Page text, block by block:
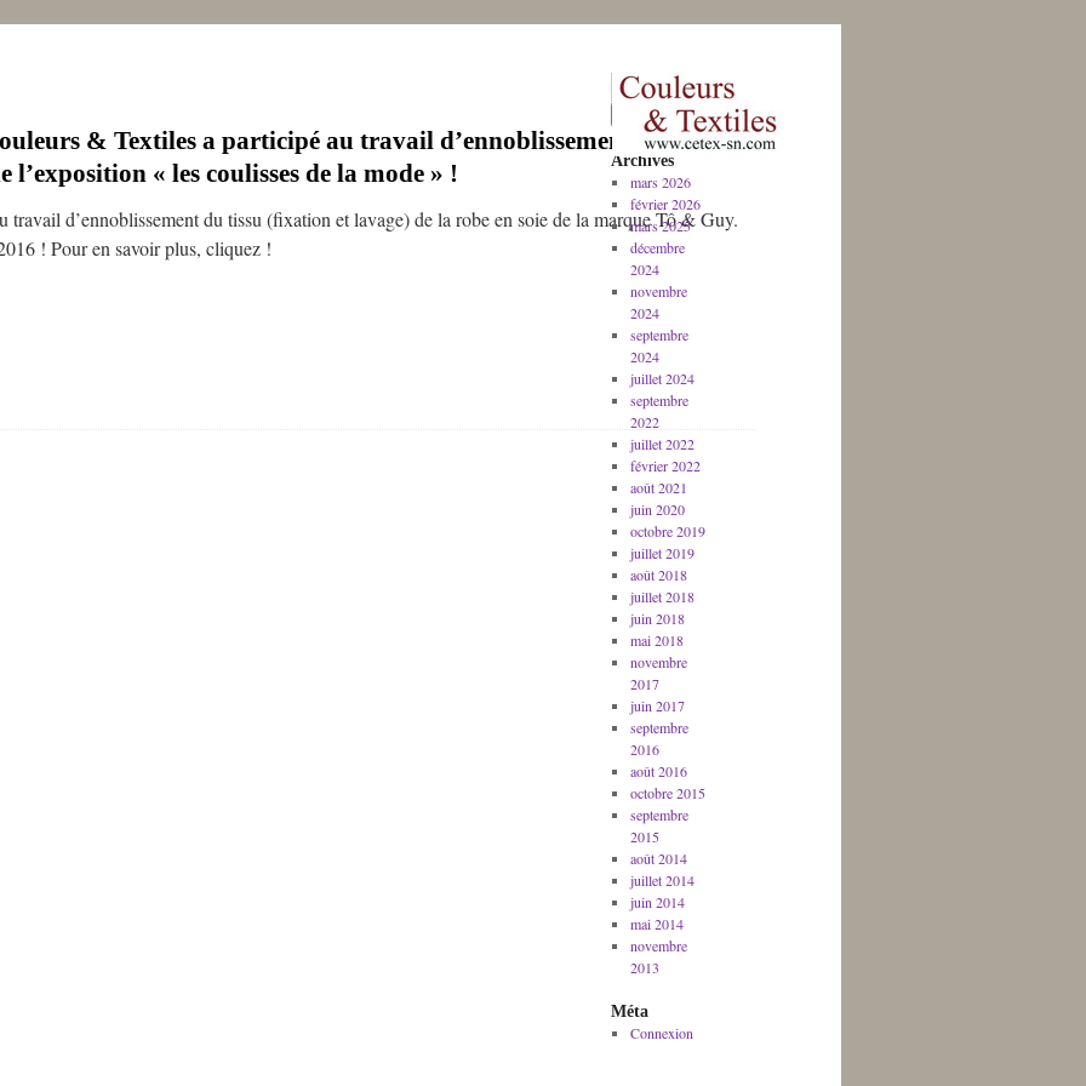
& Textiles a participé au travail d’ennoblissement (fixation
l’exposition « les coulisses de la mode » !
travail d’ennoblissement du tissu (fixation et lavage) de la robe en soie de la marque Tô & Guy.
! Pour en savoir plus, cliquez !
Archives
mars 2026
février 2026
mars 2025
décembre
2024
novembre
2024
septembre
2024
juillet 2024
septembre
2022
juillet 2022
février 2022
août 2021
juin 2020
octobre 2019
juillet 2019
août 2018
juillet 2018
juin 2018
mai 2018
novembre
2017
juin 2017
septembre
2016
août 2016
octobre 2015
septembre
2015
août 2014
juillet 2014
juin 2014
mai 2014
novembre
2013
Méta
Connexion